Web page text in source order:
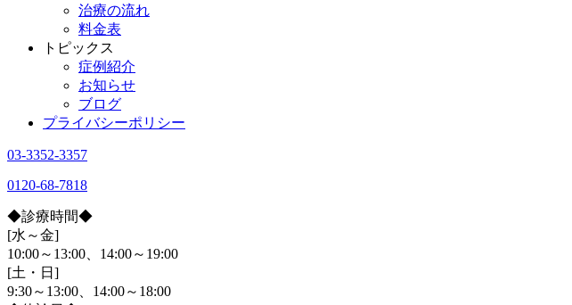
治療の流れ
料金表
トピックス
症例紹介
お知らせ
ブログ
プライバシーポリシー
03-3352-3357
0120-68-7818
◆診療時間◆
[水～金]
10:00～13:00、14:00～19:00
[土・日]
9:30～13:00、14:00～18:00